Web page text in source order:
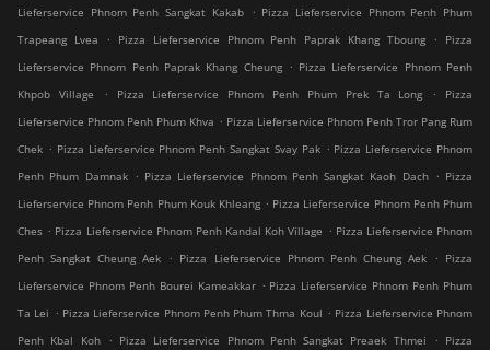
Lieferservice Phnom Penh Sangkat Kakab
. Pizza Lieferservice Phnom Penh Phum
Trapeang Lvea
. Pizza Lieferservice Phnom Penh Paprak Khang Tboung .
Pizza
Lieferservice Phnom Penh Paprak Khang Cheung
. Pizza Lieferservice Phnom Penh
Khpob Village
. Pizza Lieferservice Phnom Penh Phum Prek Ta Long .
Pizza
Lieferservice Phnom Penh Phum Khva . Pizza Lieferservice Phnom Penh Tror Pang Rum
Chek . Pizza Lieferservice Phnom Penh Sangkat Svay Pak . Pizza Lieferservice Phnom
Penh Phum Damnak
. Pizza Lieferservice Phnom Penh Sangkat Kaoh Dach . Pizza
Lieferservice Phnom Penh Phum Kouk Khleang . Pizza Lieferservice Phnom Penh Phum
Ches . Pizza Lieferservice Phnom Penh Kandal Koh Village . Pizza Lieferservice Phnom
Penh Sangkat Cheung Aek
. Pizza Lieferservice Phnom Penh Cheung Aek . Pizza
Lieferservice Phnom Penh Bourei Kameakkar . Pizza Lieferservice Phnom Penh Phum
Ta Lei . Pizza Lieferservice Phnom Penh Phum Thma Koul . Pizza Lieferservice Phnom
Penh Kbal Koh
. Pizza Lieferservice Phnom Penh Sangkat Preaek Thmei . Pizza